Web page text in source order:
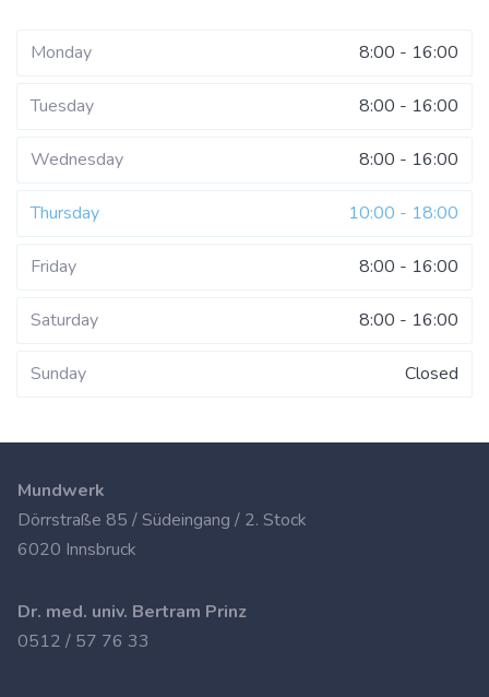
Monday 8:00 - 16:00
Tuesday 8:00 - 16:00
Wednesday 8:00 - 16:00
Thursday 10:00 - 18:00
Friday 8:00 - 16:00
Saturday 8:00 - 16:00
Sunday Closed
Mundwerk
Dörrstraße 85 / Südeingang / 2. Stock
6020 Innsbruck
Dr. med. univ. Bertram Prinz
0512 / 57 76 33